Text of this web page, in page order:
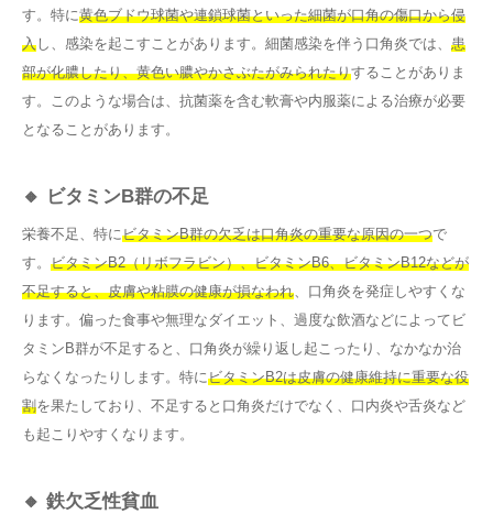
す。特に黄色ブドウ球菌や連鎖球菌といった細菌が口角の傷口から侵
入 し、感染を起こすことがあります。細菌感染を伴う口角炎では、 患
部が化膿したり、黄色い膿やかさぶたがみられたりすることがありま
す。このような場合は、抗菌薬を含む軟膏や内服薬による治療が必要
となることがあります。
🔸 ビタミンB群の不足
栄養不足、特にビタミンB群の欠乏は口角炎の重要な原因の一つで
す。 ビタミンB2（リボフラビン）、ビタミンB6、ビタミンB12などが
不足すると、皮膚や粘膜の健康が損なわれ、口角炎を発症しやすくな
ります。偏った食事や無理なダイエット、過度な飲酒などによってビ
タミンB群が不足すると、口角炎が繰り返し起こったり、なかなか治
らなくなったりします。特にビタミンB2は皮膚の健康維持に重要な役
割を果たしており、不足すると口角炎だけでなく、口内炎や舌炎など
も起こりやすくなります。
🔸 鉄欠乏性貧血